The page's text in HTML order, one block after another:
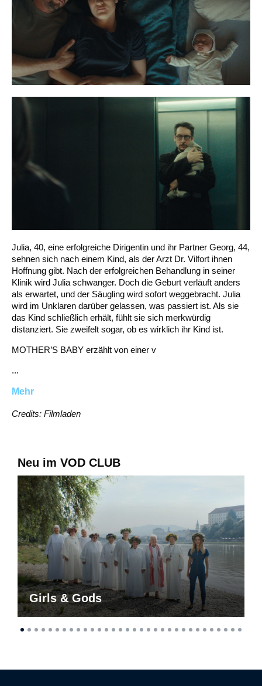
Julia, 40, eine erfolgreiche Dirigentin und ihr Partner Georg, 44,
sehnen sich nach einem Kind, als der Arzt Dr. Vilfort ihnen
Hoffnung gibt. Nach der erfolgreichen Behandlung in seiner
Klinik wird Julia schwanger. Doch die Geburt verläuft anders
als erwartet, und der Säugling wird sofort weggebracht. Julia
wird im Unklaren darüber gelassen, was passiert ist. Als sie
das Kind schließlich erhält, fühlt sie sich merkwürdig
distanziert. Sie zweifelt sogar, ob es wirklich ihr Kind ist.
MOTHER’S BABY erzählt von einer v
...
Mehr
Credits: Filmladen
Neu im VOD CLUB
Girls & Gods